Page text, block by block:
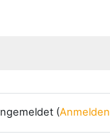
(Anmelden